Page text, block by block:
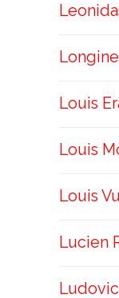
Louis
Louis
Louis
Lucien